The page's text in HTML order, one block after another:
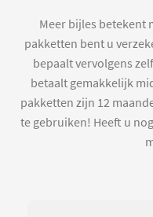
Meer bijles betekent
pakketten bent u
bepaalt vervolgens
betaalt gemakkelijk
pakketten zijn 12
te gebruiken! Heeft u